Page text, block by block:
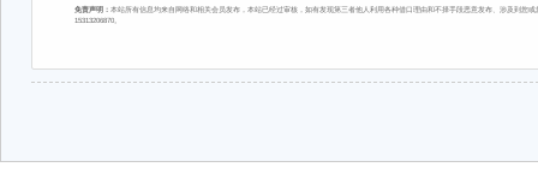
免责声明： 本站所有信息均来自网络和相关会员发布，本站已经过审核，如有发现第三者他人利用各种借口理由和不择手段恶意发布、涉及到
15313206870。